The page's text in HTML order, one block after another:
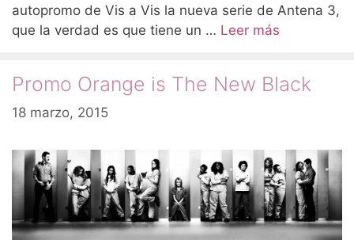
autopromo de Vis a Vis la nueva serie de Antena 3,
que la verdad es que tiene un … Leer más
Promo Orange is The New Black
18 marzo, 2015